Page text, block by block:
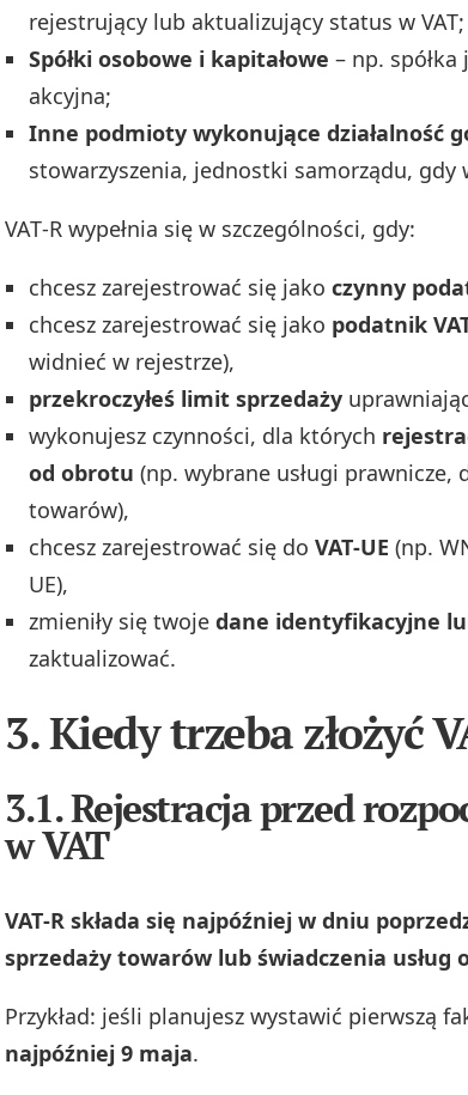
rejestrujący lub aktualizujący status w VAT;
Spółki osobowe i kapitałowe – np.
akcyjna;
Inne podmioty wykonujące działalność
stowarzyszenia, jednostki samorządu,
VAT‑R wypełnia się w szczególności, gdy:
chcesz zarejestrować się jako czynny
chcesz zarejestrować się jako podatnik
widnieć w rejestrze),
przekroczyłeś limit sprzedaży
wykonujesz czynności, dla których
od obrotu (np. wybrane usługi prawnicze,
towarów),
chcesz zarejestrować się do VAT‑UE (np.
UE),
zmieniły się twoje dane identyfikacyjne
zaktualizować.
3. Kiedy trzeba złożyć
3.1. Rejestracja przed
w VAT
VAT‑R składa się najpóźniej w dniu
sprzedaży towarów lub świadczenia usług
Przykład: jeśli planujesz wystawić pierwszą
najpóźniej 9 maja.